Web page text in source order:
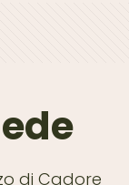
di Cadore